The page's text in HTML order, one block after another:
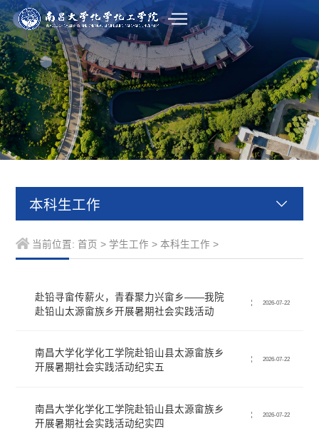
本科生工作
当前位置: 首页 > 学生工作 > 本科生工作 >
赴铅寻畲传薪火，青春聚力兴畲乡——我院
赴铅山太源畲族乡开展暑期社会实践活动
2026-07-22
南昌大学化学化工学院赴铅山县太源畲族乡
开展暑期社会实践活动纪实五
2026-07-22
南昌大学化学化工学院赴铅山县太源畲族乡
开展暑期社会实践活动纪实四
2026-07-22